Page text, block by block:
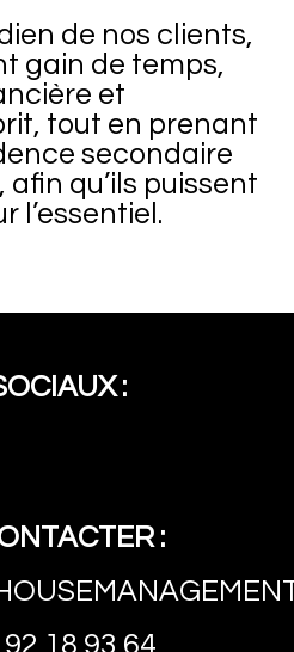
de nos clients,
gain de temps,
et
tout en prenant
secondaire
qu’ils puissent
l’essentiel.
:
:
92 18 93 64